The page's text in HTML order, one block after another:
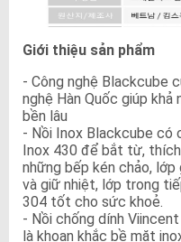
Giới thiệu sản phẩm
- Công nghệ Blackcube
nghệ Hàn Quốc giúp khả
bền lâu
- Nồi Inox Blackcube có
Inox 430 để bắt từ,
những bếp kén chảo, lớp
và giữ nhiệt, lớp trong
304 tốt cho sức khoẻ.
- Nồi chống dính
là khoan khắc bề mặt